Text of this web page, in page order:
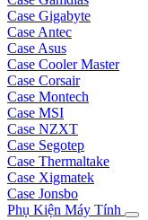
Case Gigabyte
Case Antec
Case Asus
Case Cooler Master
Case Corsair
Case Montech
Case MSI
Case NZXT
Case Segotep
Case Thermaltake
Case Xigmatek
Case Jonsbo
Phụ Kiện Máy Tính